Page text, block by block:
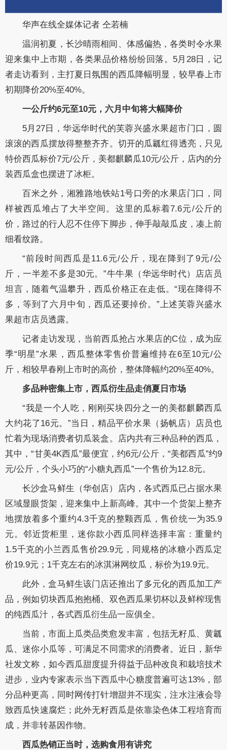
华声在线全媒体记者 仝若楠
温润初夏，长沙晴雨相间、体感偏热，各类时令水果
迎来集中上市期，各类果品价格纷纷回落。5月28日，记
者走访看到，主打夏日氛围的西瓜降幅明显，较早春上市
初期降价20%至40%。
一公斤约6元至10元，六月中旬将大幅降价
5月27日，华远华时代的芙蓉兴盛水果超市门口，圆
滚滚的西瓜摆放得整整齐齐。切开的瓜瓤红得透亮，只见
特价西瓜标价7元/公斤，美都麒麟瓜10元/公斤，店内的分
装西瓜盒也摆进了冰柜。
百米之外，湘雅路地铁站1号口旁的水果店门口，同
样被西瓜堆占了大半空间。这里的瓜标着7.6元/公斤的
价，路过的行人忍不住停下脚步，伸手敲敲瓜皮，凑上前
细看纹路。
“前段时间西瓜是11.6元/公斤，现在降到了9元/公
斤，一半差不多是30元。”牛牛果（华远华时代）店店员
坦言，随着气温攀升，西瓜价格正在走低。“现在降得不
多，等到了六月中旬，西瓜还要掉价。”上述芙蓉兴盛水
果超市店员透露。
记者走访发现，当前西瓜抢占水果店的C位，成为应
季“明星”水果，西瓜整体零售价普遍维持在6至10元/公
斤，相较早春刚上市时的高价，整体降幅约20%至40%。
多品种密集上市，西瓜衍生品走俏夏日市场
“我是一个人吃，刚刚买块四分之一的美都麒麟西瓜
大约花了16元。”当日，精品平价水果（扬帆店）店员也
忙着为现场消费者切瓜装盒。店内共有三种品种的西瓜，
其中，“甘美4K西瓜”最便宜，约6元/公斤，“美都西瓜”约9
元/公斤，个头小巧的“小糖丸西瓜”一个售价为12.8元。
长沙盒马鲜生（华创店）店内，各式西瓜已占据水果
区域显眼货架，迎来集中上新高峰。其中一个货架上整齐
地摆放着多个重约4.3千克的整颗西瓜，售价统一为35.9
元。邻近货柜里，迷你款小西瓜同样选择丰富：重量约
1.5千克的小兰西瓜售价29.9元，同规格的冰糖小西瓜定
价19.9元；1千克左右的冰淇淋网纹瓜，标价为19.9元。
此外，盒马鲜生该门店还推出了多元化的西瓜加工产
品，例如切块西瓜抱抱桶、双色西瓜果切杯以及鲜榨现售
的纯西瓜汁，各式西瓜衍生品一应俱全。
当前，市面上瓜类品类愈发丰富，包括无籽瓜、黄瓤
瓜、迷你小瓜等，可满足不同需求的消费者。近日，新华
社发文称，如今西瓜甜度提升得益于品种改良和栽培技术
进步，业内专家表示当下西瓜中心糖度普遍可达13%，部
分品种更高，同时网传打针增甜并不现实，注水注液会导
致西瓜快速腐烂；此外无籽西瓜是依靠染色体工程培育而
成，并非转基因作物。
西瓜热销正当时，选购食用有讲究